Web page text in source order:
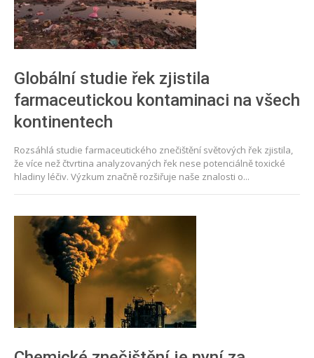
Globální studie řek zjistila
farmaceutickou kontaminaci na všech
kontinentech
Rozsáhlá studie farmaceutického znečištění světových řek zjistila,
že více než čtvrtina analyzovaných řek nese potenciálně toxické
hladiny léčiv. Výzkum značně rozšiřuje naše znalosti o...